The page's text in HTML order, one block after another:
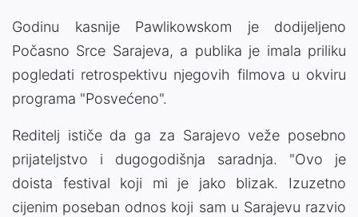
Godinu kasnije Pawlikowskom je dodijeljeno
Počasno Srce Sarajeva, a publika je imala priliku
pogledati retrospektivu njegovih filmova u okviru
programa "Posvećeno".
Reditelj ističe da ga za Sarajevo veže posebno
prijateljstvo i dugogodišnja saradnja. "Ovo je
doista festival koji mi je jako blizak. Izuzetno
cijenim poseban odnos koji sam u Sarajevu razvio